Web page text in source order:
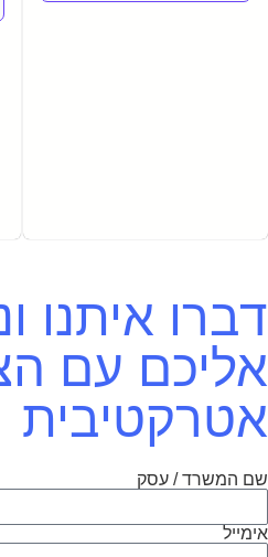
דברו איתנו
אליכם עם
אטרקטיבית
שם המשרד / עסק
אימייל